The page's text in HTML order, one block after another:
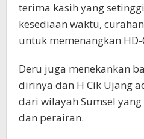
terima kasih yang
kesediaan waktu,
untuk memenangkan HD-
Deru juga menekankan
dirinya dan H Cik Ujang
dari wilayah Sumsel
dan perairan.